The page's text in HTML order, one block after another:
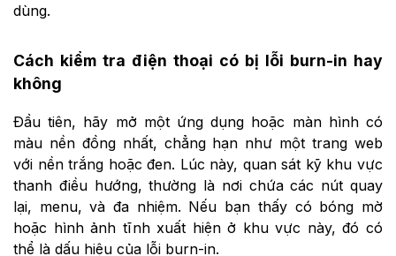
dùng.
Cách kiểm tra điện thoại có bị lỗi burn-in hay
không
Đầu tiên, hãy mở một ứng dụng hoặc màn hình có
màu nền đồng nhất, chẳng hạn như một trang web
với nền trắng hoặc đen. Lúc này, quan sát kỹ khu vực
thanh điều hướng, thường là nơi chứa các nút quay
lại, menu, và đa nhiệm. Nếu bạn thấy có bóng mờ
hoặc hình ảnh tĩnh xuất hiện ở khu vực này, đó có
thể là dấu hiệu của lỗi burn-in.